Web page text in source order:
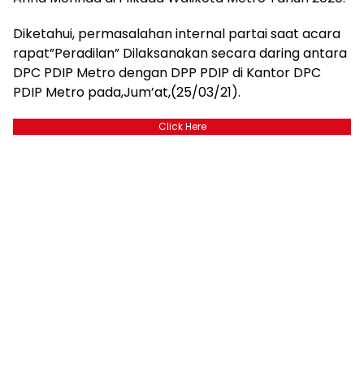
Diketahui, permasalahan internal partai saat acara
rapat”Peradilan” Dilaksanakan secara daring antara
DPC PDIP Metro dengan DPP PDIP di Kantor DPC
PDIP Metro pada,Jum’at,(25/03/21).
Click Here